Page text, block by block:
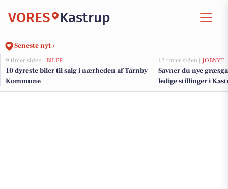
VORES Kastrup
Seneste nyt ›
9 timer siden | BILER
10 dyreste biler til salg i nærheden af Tårnby
Kommune
12 timer siden | JOBNYT
Savner du nye
ledige stillinger i